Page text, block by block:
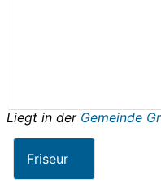
Liegt in der Gemeinde
Friseur